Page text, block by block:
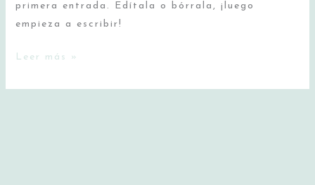
primera entrada. Edítala o bórrala, ¡luego
empieza a escribir!
¡Hola,
Leer más »